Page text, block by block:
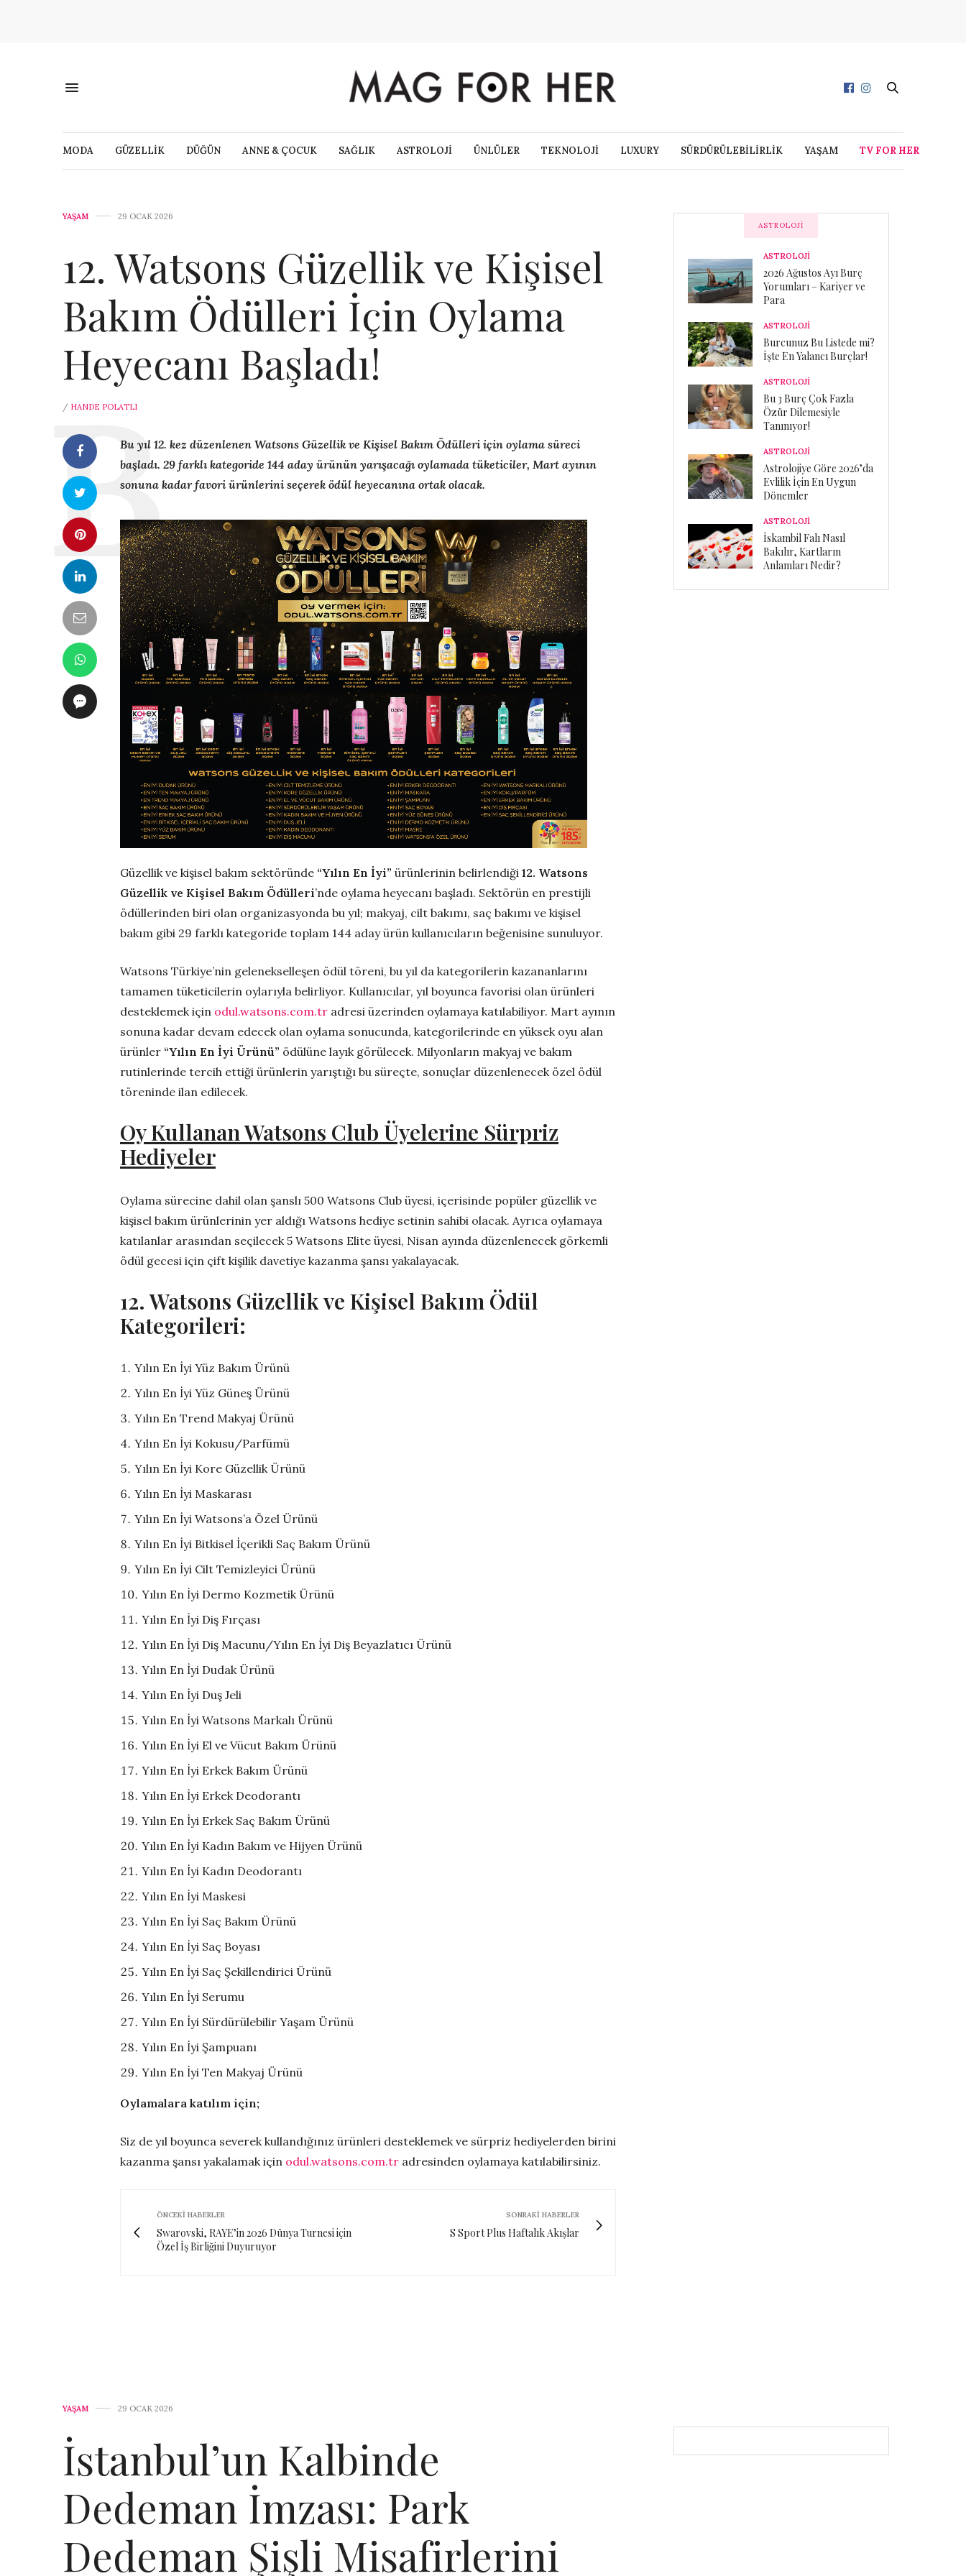
MODA GÜZELLİK DÜĞÜN ANNE & ÇOCUK SAĞLIK ASTROLOJİ ÜNLÜLER TEKNOLOJİ LUXURY SÜRDÜRÜLEBİLİRLİK YAŞAM TV FOR HER
YAŞAM 29 OCAK 2026
12. Watsons Güzellik ve Kişisel
Bakım Ödülleri İçin Oylama
Heyecanı Başladı!
/ HANDE POLATLI
Bu yıl 12. kez düzenlenen Watsons Güzellik ve Kişisel Bakım Ödülleri için oylama süreci
başladı. 29 farklı kategoride 144 aday ürünün yarışacağı oylamada tüketiciler, Mart ayının
sonuna kadar favori ürünlerini seçerek ödül heyecanına ortak olacak.
Güzellik ve kişisel bakım sektöründe “Yılın En İyi” ürünlerinin belirlendiği 12. Watsons
Güzellik ve Kişisel Bakım Ödülleri’nde oylama heyecanı başladı. Sektörün en prestijli
ödüllerinden biri olan organizasyonda bu yıl; makyaj, cilt bakımı, saç bakımı ve kişisel
bakım gibi 29 farklı kategoride toplam 144 aday ürün kullanıcıların beğenisine sunuluyor.
Watsons Türkiye’nin gelenekselleşen ödül töreni, bu yıl da kategorilerin kazananlarını
tamamen tüketicilerin oylarıyla belirliyor. Kullanıcılar, yıl boyunca favorisi olan ürünleri
desteklemek için odul.watsons.com.tr adresi üzerinden oylamaya katılabiliyor. Mart ayının
sonuna kadar devam edecek olan oylama sonucunda, kategorilerinde en yüksek oyu alan
ürünler “Yılın En İyi Ürünü” ödülüne layık görülecek. Milyonların makyaj ve bakım
rutinlerinde tercih ettiği ürünlerin yarıştığı bu süreçte, sonuçlar düzenlenecek özel ödül
töreninde ilan edilecek.
Oy Kullanan Watsons Club Üyelerine Sürpriz
Hediyeler
Oylama sürecine dahil olan şanslı 500 Watsons Club üyesi, içerisinde popüler güzellik ve
kişisel bakım ürünlerinin yer aldığı Watsons hediye setinin sahibi olacak. Ayrıca oylamaya
katılanlar arasından seçilecek 5 Watsons Elite üyesi, Nisan ayında düzenlenecek görkemli
ödül gecesi için çift kişilik davetiye kazanma şansı yakalayacak.
12. Watsons Güzellik ve Kişisel Bakım Ödül
Kategorileri:
Yılın En İyi Yüz Bakım Ürünü
Yılın En İyi Yüz Güneş Ürünü
Yılın En Trend Makyaj Ürünü
Yılın En İyi Kokusu/Parfümü
Yılın En İyi Kore Güzellik Ürünü
Yılın En İyi Maskarası
Yılın En İyi Watsons’a Özel Ürünü
Yılın En İyi Bitkisel İçerikli Saç Bakım Ürünü
Yılın En İyi Cilt Temizleyici Ürünü
Yılın En İyi Dermo Kozmetik Ürünü
Yılın En İyi Diş Fırçası
Yılın En İyi Diş Macunu/Yılın En İyi Diş Beyazlatıcı Ürünü
Yılın En İyi Dudak Ürünü
Yılın En İyi Duş Jeli
Yılın En İyi Watsons Markalı Ürünü
Yılın En İyi El ve Vücut Bakım Ürünü
Yılın En İyi Erkek Bakım Ürünü
Yılın En İyi Erkek Deodorantı
Yılın En İyi Erkek Saç Bakım Ürünü
Yılın En İyi Kadın Bakım ve Hijyen Ürünü
Yılın En İyi Kadın Deodorantı
Yılın En İyi Maskesi
Yılın En İyi Saç Bakım Ürünü
Yılın En İyi Saç Boyası
Yılın En İyi Saç Şekillendirici Ürünü
Yılın En İyi Serumu
Yılın En İyi Sürdürülebilir Yaşam Ürünü
Yılın En İyi Şampuanı
Yılın En İyi Ten Makyaj Ürünü
Oylamalara katılım için;
Siz de yıl boyunca severek kullandığınız ürünleri desteklemek ve sürpriz hediyelerden birini
kazanma şansı yakalamak için odul.watsons.com.tr adresinden oylamaya katılabilirsiniz.
ÖNCEKI HABERLER
Swarovski, RAYE’in 2026 Dünya Turnesi için
Özel İş Birliğini Duyuruyor
SONRAKI HABERLER
S Sport Plus Haftalık Akışlar
ASTROLOJI
ASTROLOJİ
2026 Ağustos Ayı Burç
Yorumları – Kariyer ve
Para
ASTROLOJİ
Burcunuz Bu Listede mi?
İşte En Yalancı Burçlar!
ASTROLOJİ
Bu 3 Burç Çok Fazla
Özür Dilemesiyle
Tanınıyor!
ASTROLOJİ
Astrolojiye Göre 2026’da
Evlilik İçin En Uygun
Dönemler
ASTROLOJİ
İskambil Falı Nasıl
Bakılır, Kartların
Anlamları Nedir?
YAŞAM 29 OCAK 2026
İstanbul’un Kalbinde
Dedeman İmzası: Park
Dedeman Şişli Misafirlerini